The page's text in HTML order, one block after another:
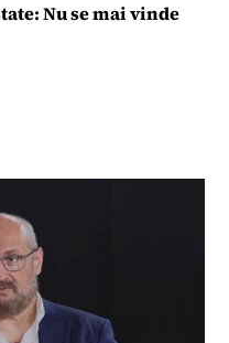
Nu se mai vinde